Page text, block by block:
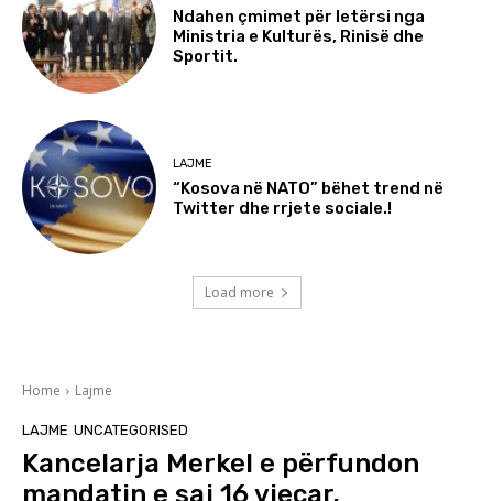
Ndahen çmimet për letërsi nga
Ministria e Kulturës, Rinisë dhe
Sportit.
LAJME
“Kosova në NATO” bëhet trend në
Twitter dhe rrjete sociale.!
Load more